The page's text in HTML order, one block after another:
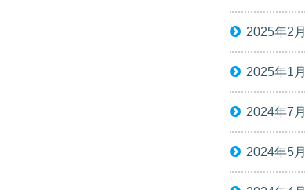
2025年2月
2025年1月
2024年7月
2024年5月